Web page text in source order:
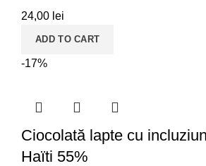
24,00 lei
ADD TO CART
-17%
Ciocolată lapte cu
Haïti 55%